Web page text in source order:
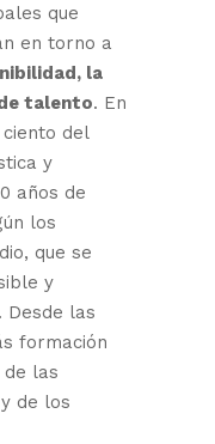
que
en torno a
la
talento. En
del
y
años de
los
que se
y
Desde las
formación
de las
de los